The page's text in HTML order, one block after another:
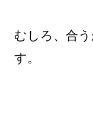
むしろ、合
す。